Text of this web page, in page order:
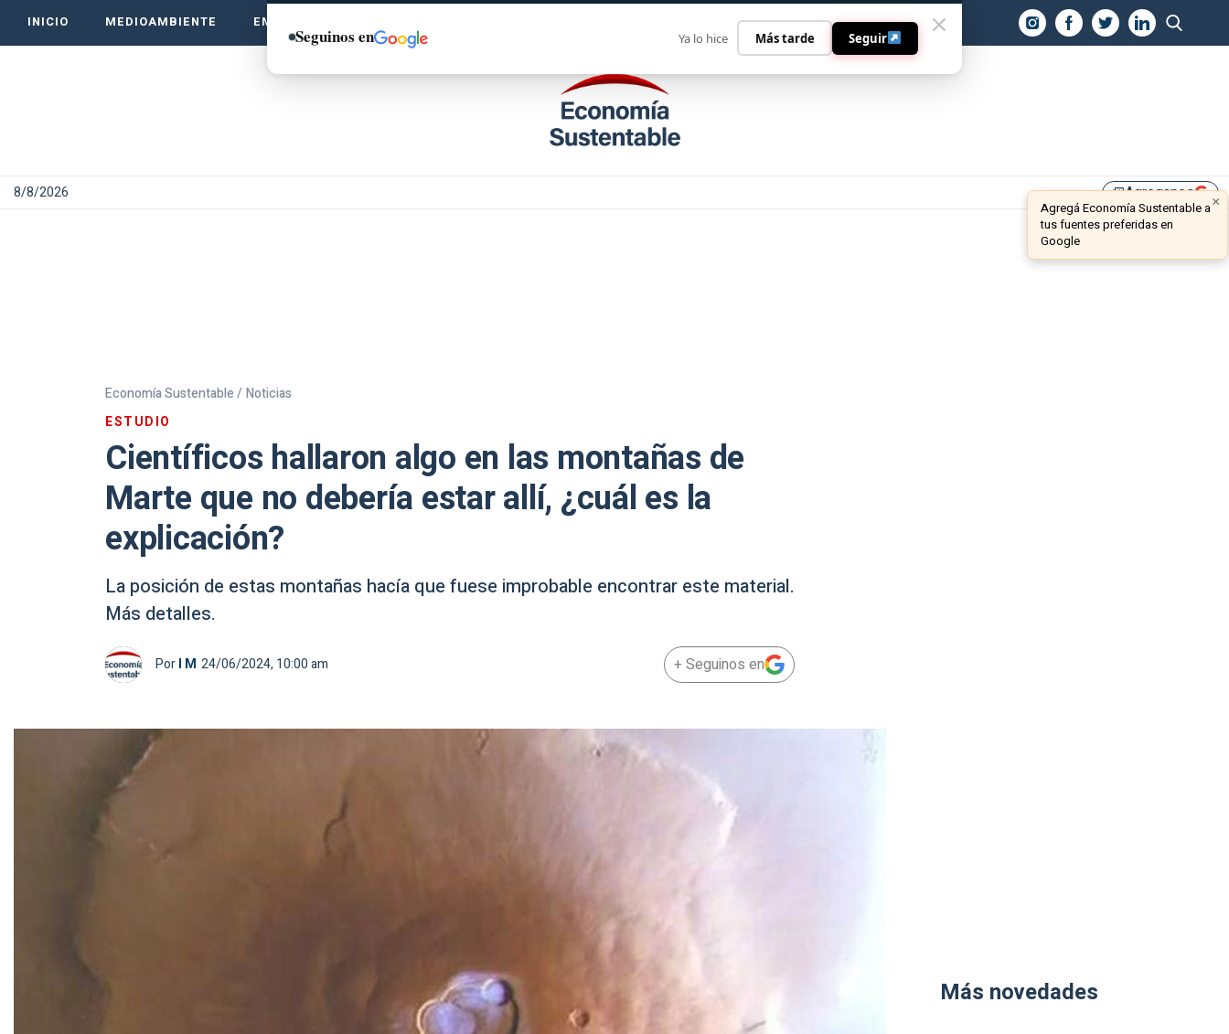
INICIO MEDIOAMBIENTE EMPRENDE VERDE CONTACTO
8/8/2026 library_addAgreganos ×
Agregá Economía Sustentable a
tus fuentes preferidas en
Google
Economía Sustentable / Noticias
ESTUDIO
Científicos hallaron algo en las montañas de
Marte que no debería estar allí, ¿cuál es la
explicación?
La posición de estas montañas hacía que fuese improbable encontrar este material.
Más detalles.
PorI M 24/06/2024, 10:00 am + Seguinos en
Más novedades
Seguinos en Ya lo hice Más tarde Seguir